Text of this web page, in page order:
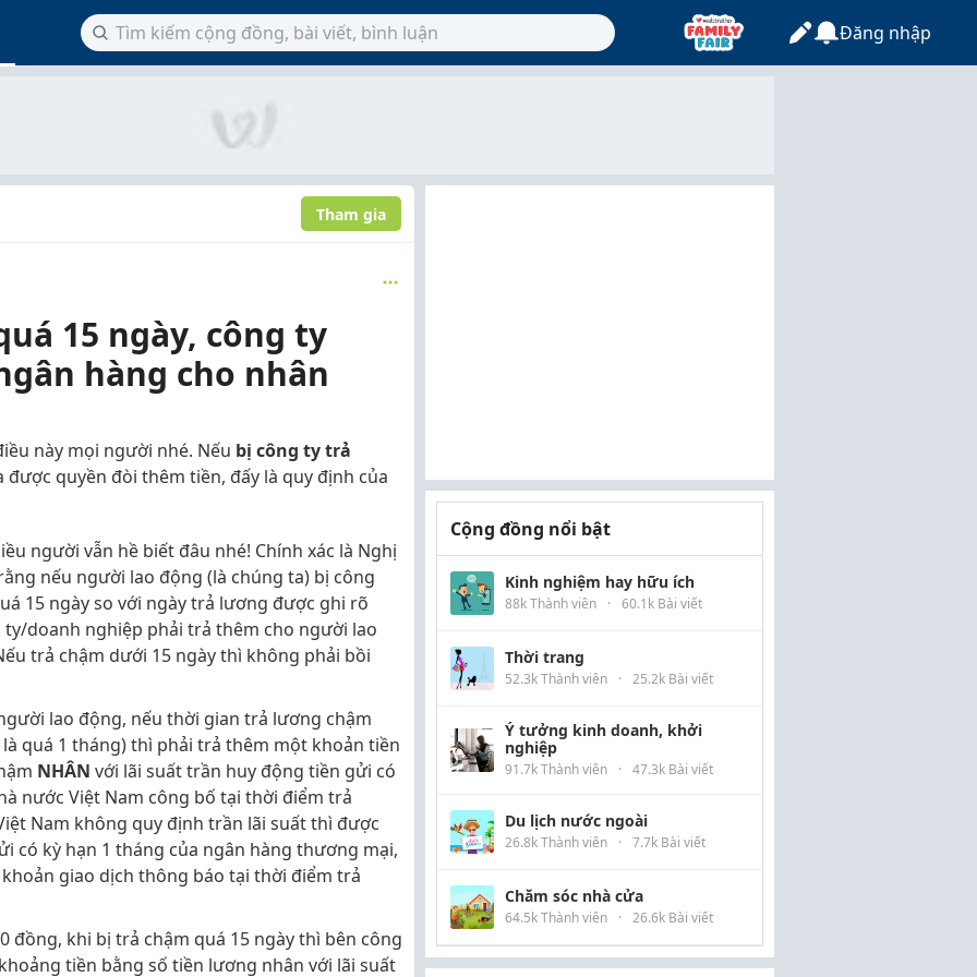
Đăng nhập
Tham gia
15 ngày, công ty
hàng cho nhân
này mọi người nhé. Nếu bị công ty trả
quyền đòi thêm tiền, đấy là quy định của
người vẫn hề biết đâu nhé! Chính xác là Nghị
nếu người lao động (là chúng ta) bị công
15 ngày so với ngày trả lương được ghi rõ
doanh nghiệp phải trả thêm cho người lao
trả chậm dưới 15 ngày thì không phải bồi
lao động, nếu thời gian trả lương chậm
quá 1 tháng) thì phải trả thêm một khoản tiền
NHÂN với lãi suất trần huy động tiền gửi có
nước Việt Nam công bố tại thời điểm trả
Nam không quy định trần lãi suất thì được
có kỳ hạn 1 tháng của ngân hàng thương mại,
giao dịch thông báo tại thời điểm trả
đồng, khi bị trả chậm quá 15 ngày thì bên công
tiền bằng số tiền lương nhân với lãi suất
Cộng đồng nổi bật
Kinh nghiệm hay hữu ích
88k Thành viên · 60.1k Bài viết
Thời trang
52.3k Thành viên · 25.2k Bài viết
Ý tưởng kinh doanh, khởi
nghiệp
91.7k Thành viên · 47.3k Bài viết
Du lịch nước ngoài
26.8k Thành viên · 7.7k Bài viết
Chăm sóc nhà cửa
64.5k Thành viên · 26.6k Bài viết